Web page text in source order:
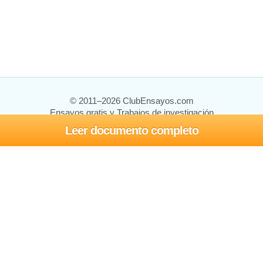
Leer documento completo
© 2011–2026 ClubEnsayos.com
Ensayos gratis y Trabajos de investigación